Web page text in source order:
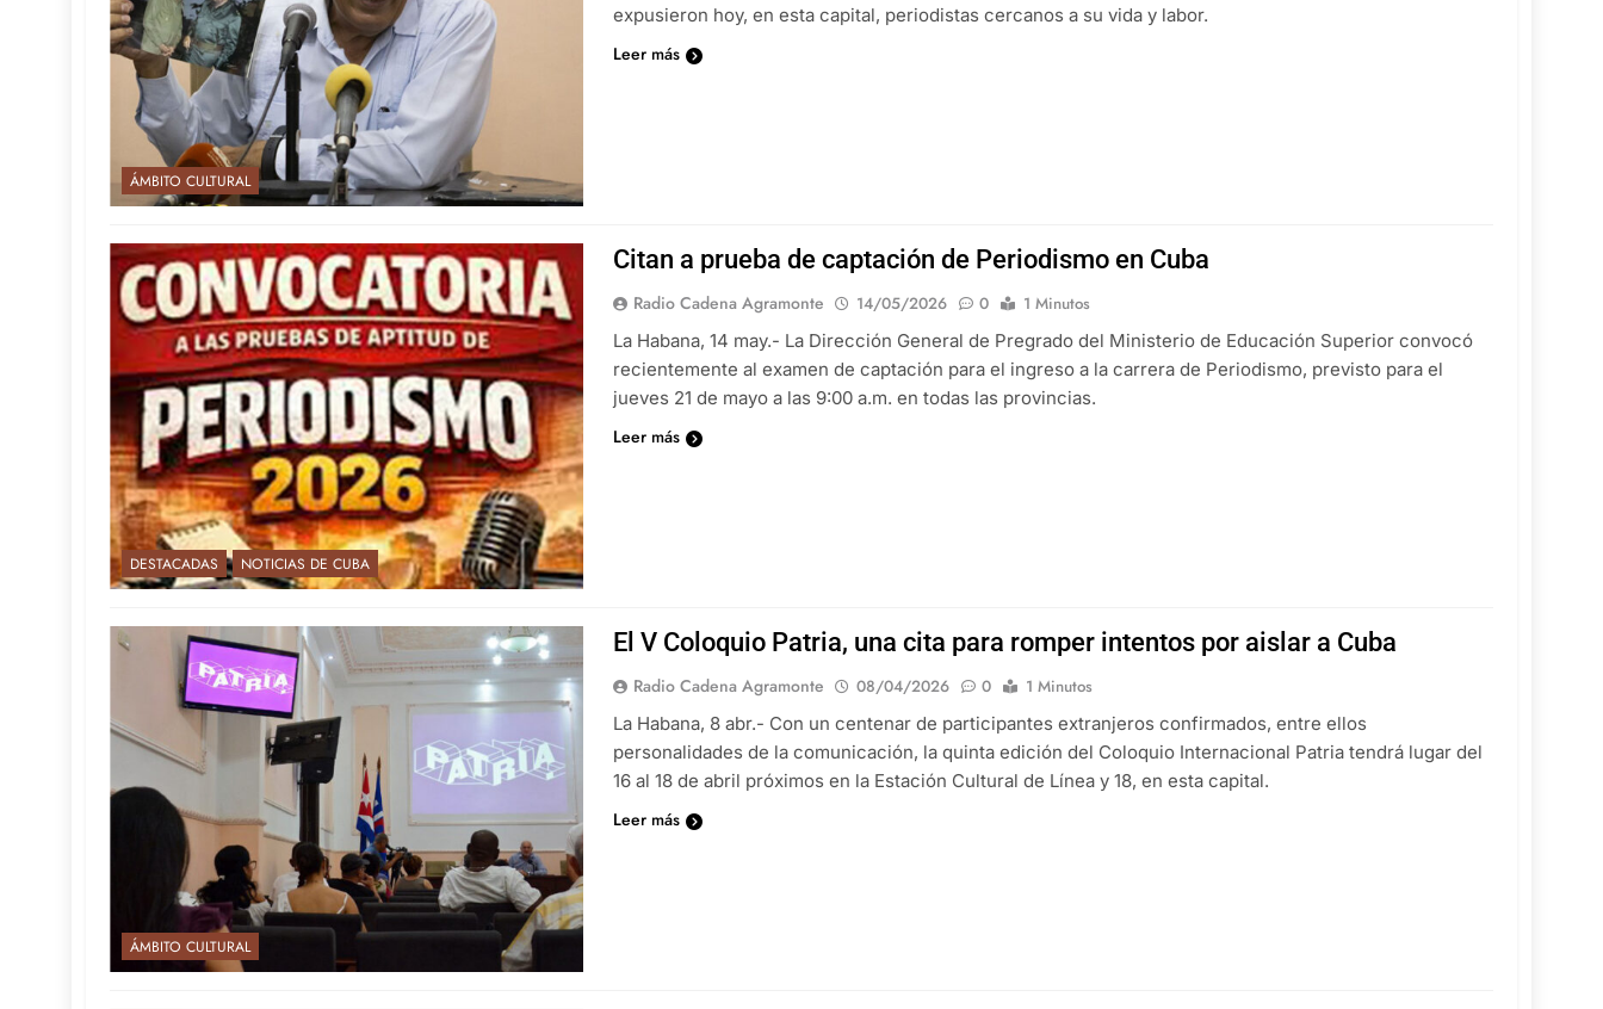
ÁMBITO CULTURAL
expusieron hoy, en esta capital, periodistas cercanos a su vida y labor.
Leer más
DESTACADAS NOTICIAS DE CUBA
Citan a prueba de captación de Periodismo en Cuba
Radio Cadena Agramonte 14/05/2026 0
1 Minutos
La Habana, 14 may.- La Dirección General de Pregrado del Ministerio de Educación Superior convocó
recientemente al examen de captación para el ingreso a la carrera de Periodismo, previsto para el
jueves 21 de mayo a las 9:00 a.m. en todas las provincias.
Leer más
ÁMBITO CULTURAL
El V Coloquio Patria, una cita para romper intentos por aislar a Cuba
Radio Cadena Agramonte 08/04/2026 0
1 Minutos
La Habana, 8 abr.- Con un centenar de participantes extranjeros confirmados, entre ellos
personalidades de la comunicación, la quinta edición del Coloquio Internacional Patria tendrá lugar del
16 al 18 de abril próximos en la Estación Cultural de Línea y 18, en esta capital.
Leer más